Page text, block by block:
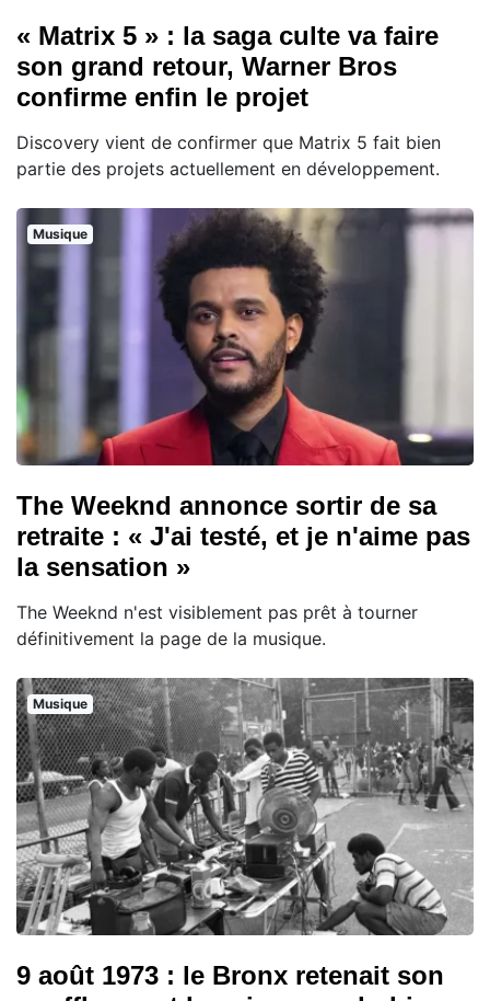
« Matrix 5 » : la saga culte va faire
son grand retour, Warner Bros
confirme enfin le projet
Discovery vient de confirmer que Matrix 5 fait bien
partie des projets actuellement en développement.
Musique
The Weeknd annonce sortir de sa
retraite : « J'ai testé, et je n'aime pas
la sensation »
The Weeknd n'est visiblement pas prêt à tourner
définitivement la page de la musique.
Musique
9 août 1973 : le Bronx retenait son